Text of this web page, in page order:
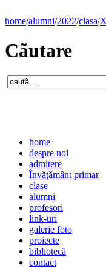
home/alumni/2022/clasa/
Cãutare
home
despre noi
admitere
Învăţământ primar
clase
alumni
profesori
link-uri
galerie foto
proiecte
bibliotecă
contact